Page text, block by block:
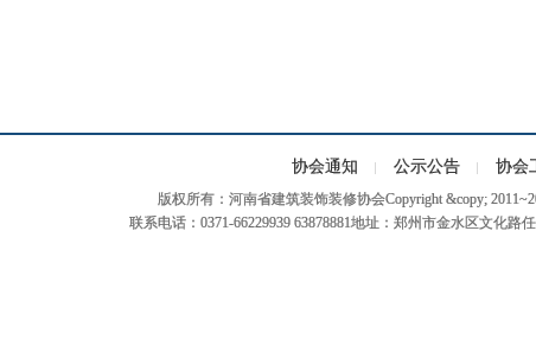
协会通知 公示公告 协会
版权所有：河南省建筑装饰装修协会Copyright &copy;
联系电话：0371-66229939 63878881地址：郑州市金水区文化路